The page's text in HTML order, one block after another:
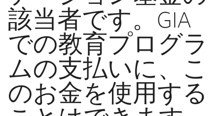
該当者です。GIA
での教育プログラ
ムの支払いに、こ
のお金を使用する